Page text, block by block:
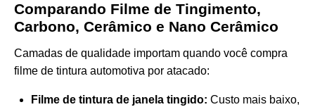
Comparando Filme de Tingimento,
Carbono, Cerâmico e Nano Cerâmico
Camadas de qualidade importam quando você compra
filme de tintura automotiva por atacado:
Filme de tintura de janela tingido: Custo mais baixo,